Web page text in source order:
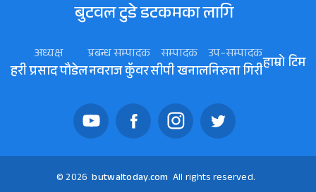
बुटवल टुडे डटकमका लागि
अध्यक्ष
हरी प्रसाद पौडेल
प्रबन्ध सम्पादक
नवराज कॅुवर
सम्पादक
सीपी खनाल
उप–सम्पादक
निरुता गिरीहाम्रो टिम
© 2026 butwaltoday.com All rights reserved.